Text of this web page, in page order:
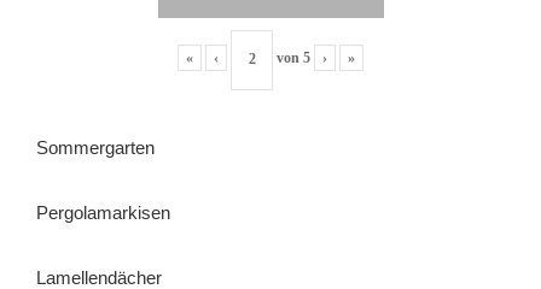
« ‹ von 5 › »
Sommergarten
Pergolamarkisen
Lamellendächer